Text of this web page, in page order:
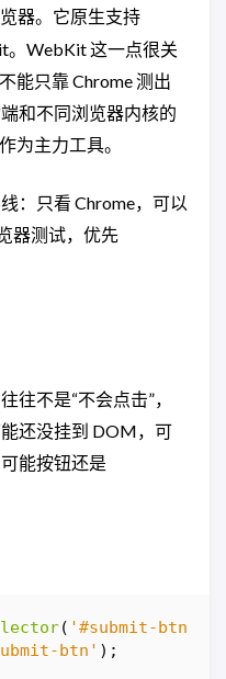
器。它原生支持
。WebKit 这一点很关
能只靠 Chrome 测出
和不同浏览器内核的
为主力工具。
：只看 Chrome，可以
器测试，优先
往不是“不会点击”，
还没挂到 DOM，可
能按钮还是
( '#submit-btn'
btn' );